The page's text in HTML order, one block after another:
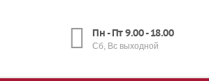
Пн - Пт 9.00 - 18.00
Сб, Вс выходной